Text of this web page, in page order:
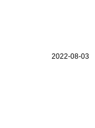
2022-08-03